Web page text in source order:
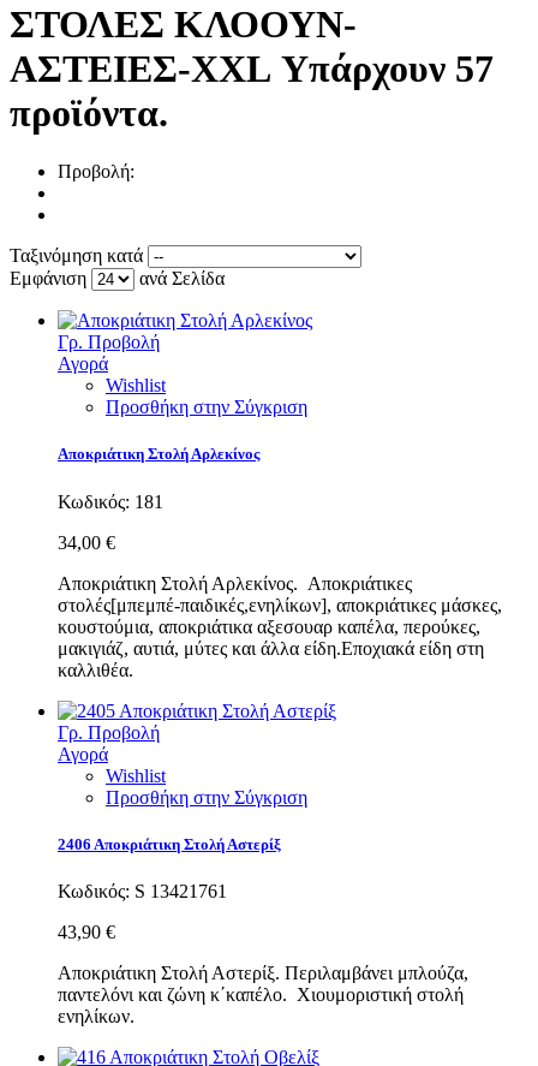
ΣΤΟΛΕΣ ΚΛΟΟΥΝ-
ΑΣΤΕΙΕΣ-XXL Υπάρχουν 57
προϊόντα.
Προβολή:
Ταξινόμηση κατά
Εμφάνιση
ανά Σελίδα
Γρ. Προβολή
Αγορά
Wishlist
Προσθήκη στην Σύγκριση
Αποκριάτικη Στολή Αρλεκίνος
Κωδικός: 181
34,00 €
Αποκριάτικη Στολή Αρλεκίνος. Αποκριάτικες
στολές[μπεμπέ-παιδικές,ενηλίκων], αποκριάτικες μάσκες,
κουστούμια, αποκριάτικα αξεσουαρ καπέλα, περούκες,
μακιγιάζ, αυτιά, μύτες και άλλα είδη.Εποχιακά είδη στη
καλλιθέα.
Γρ. Προβολή
Αγορά
Wishlist
Προσθήκη στην Σύγκριση
2406 Αποκριάτικη Στολή Αστερίξ
Κωδικός: S 13421761
43,90 €
Αποκριάτικη Στολή Αστερίξ. Περιλαμβάνει μπλούζα,
παντελόνι και ζώνη κ΄καπέλο. Χιουμοριστική στολή
ενηλίκων.